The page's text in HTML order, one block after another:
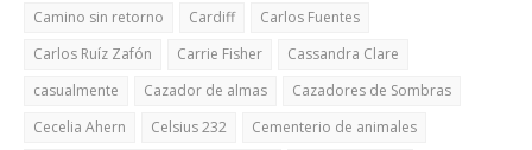
Camino sin retorno
Cardiff
Carlos Fuentes
Carlos Ruíz Zafón
Carrie Fisher
Cassandra Clare
casualmente
Cazador de almas
Cazadores de Sombras
Cecelia Ahern
Celsius 232 Cementerio de animales